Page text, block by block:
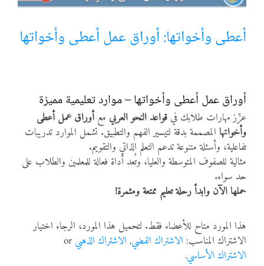
أنواع الموارد
أعطى وأخواتها: أوراق عمل أعطى وأخواتها
أوراق عمل أعطى وأخواتها – موارد تعليمية مميزة
عزّز مهارات طلابك في قواعد النحو العربي معأوراق عمل أعطى
وأخواتها المصممة بدقة لتيسير الفهم والتطبيق. تشمل الموارد تدريبات
تفاعلية، وأسئلة متنوعة تدعم التعلم الذاتي والتقويم.
مثالية للصفوف المتوسطة والعليا، وتُعد أداة فعالة للمعلمين والطلاب على
حد سواء.
حملها الآن وابدأ رحلة تعليم ممتعة ومثمرة!
هذا المورد متاح للأعضاء فقط. لتحميل هذا المورد، الرجاء اختيار
الاشتراك المناسب: الاشتراك الفضي, الاشتراك الذهبي
الاشتراك الأساسي.